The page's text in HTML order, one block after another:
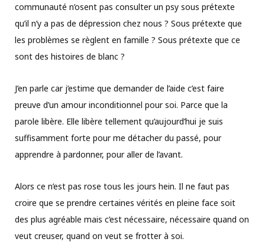
communauté n’osent pas consulter un psy sous prétexte
qu’il n’y a pas de dépression chez nous ? Sous prétexte que
les problèmes se règlent en famille ? Sous prétexte que ce
sont des histoires de blanc ?
J’en parle car j’estime que demander de l’aide c’est faire
preuve d’un amour inconditionnel pour soi. Parce que la
parole libère. Elle libère tellement qu’aujourd’hui je suis
suffisamment forte pour me détacher du passé, pour
apprendre à pardonner, pour aller de l’avant.
Alors ce n’est pas rose tous les jours hein. Il ne faut pas
croire que se prendre certaines vérités en pleine face soit
des plus agréable mais c’est nécessaire, nécessaire quand on
veut creuser, quand on veut se frotter à soi.